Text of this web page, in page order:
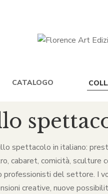
CATALOGO
spettacolo in italiano:
cabaret, comicità,
del settore. I
creative, nuove